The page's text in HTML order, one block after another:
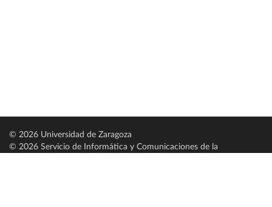
© 2026 Universidad de Zaragoza
© 2026 Servicio de Informática y Comunicaciones de la